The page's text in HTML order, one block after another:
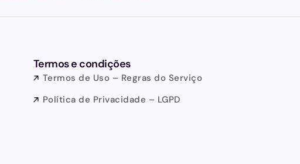
Termos e condições
Termos de Uso – Regras do Serviço
Política de Privacidade – LGPD